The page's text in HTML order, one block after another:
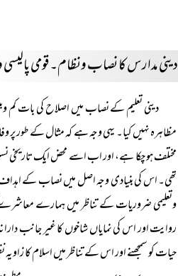
دینی مدارس کا نصاب ونظام۔ قومی
دینی تعلیم کے نصاب میں اصلاح کی بات کم
مظاہرہ نہیں کیا۔ یہی وجہ ہے کہ مثال کے طور
مختلف ہو چکا ہے، اور اب اسے محض ایک تاریخی
تھی۔ اس کی بنیادی وجہ اصل میں نصاب کے اہداف
وتعلیمی ضروریات کے تناظر میں ہمارے
روایت اور اس کی نمایاں شاخوں کا غیر جانب
حیات کو سمجھنے اور اس کے تناظر میں اسلام کا